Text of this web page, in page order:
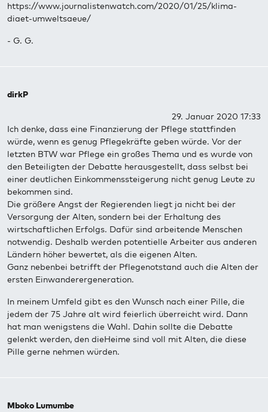
https://www.journalistenwatch.com/2020/01/25/klima-
diaet-umweltsaeue/
- G. G.
dirkP
29. Januar 2020 17:33
Ich denke, dass eine Finanzierung der Pflege stattfinden
würde, wenn es genug Pflegekräfte geben würde. Vor der
letzten BTW war Pflege ein großes Thema und es wurde von
den Beteiligten der Debatte herausgestellt, dass selbst bei
einer deutlichen Einkommenssteigerung nicht genug Leute zu
bekommen sind.
Die größere Angst der Regierenden liegt ja nicht bei der
Versorgung der Alten, sondern bei der Erhaltung des
wirtschaftlichen Erfolgs. Dafür sind arbeitende Menschen
notwendig. Deshalb werden potentielle Arbeiter aus anderen
Ländern höher bewertet, als die eigenen Alten.
Ganz nebenbei betrifft der Pflegenotstand auch die Alten der
ersten Einwanderergeneration.
In meinem Umfeld gibt es den Wunsch nach einer Pille, die
jedem der 75 Jahre alt wird feierlich überreicht wird. Dann
hat man wenigstens die Wahl. Dahin sollte die Debatte
gelenkt werden, den dieHeime sind voll mit Alten, die diese
Pille gerne nehmen würden.
Mboko Lumumbe